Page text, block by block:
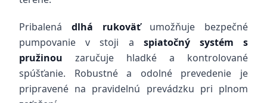
Pribalená dlhá rukoväťumožňuje bezpečné
pumpovanie v stoji a spiatočný systém s
pružinou zaručuje hladké a kontrolované
spúšťanie. Robustné a odolné prevedenie je
pripravené na pravidelnú prevádzku pri plnom